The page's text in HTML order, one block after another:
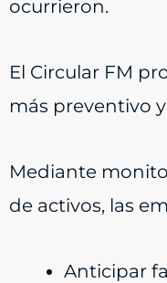
ocurrieron.
El Circular FM
más preventivo
Mediante
de activos, las
Anticipar